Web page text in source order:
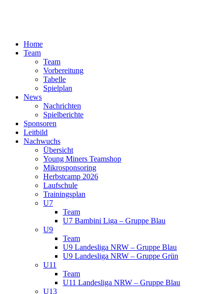
Home
Team
Team
Vorbereitung
Tabelle
Spielplan
News
Nachrichten
Spielberichte
Sponsoren
Leitbild
Nachwuchs
Übersicht
Young Miners Teamshop
Mikrosponsoring
Herbstcamp 2026
Laufschule
Trainingsplan
U7
Team
U7 Bambini Liga – Gruppe Blau
U9
Team
U9 Landesliga NRW – Gruppe Blau
U9 Landesliga NRW – Gruppe Grün
U11
Team
U11 Landesliga NRW – Gruppe Blau
U13